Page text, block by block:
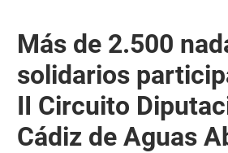
Más de 2.500
solidarios
II Circuito
Cádiz de Aguas